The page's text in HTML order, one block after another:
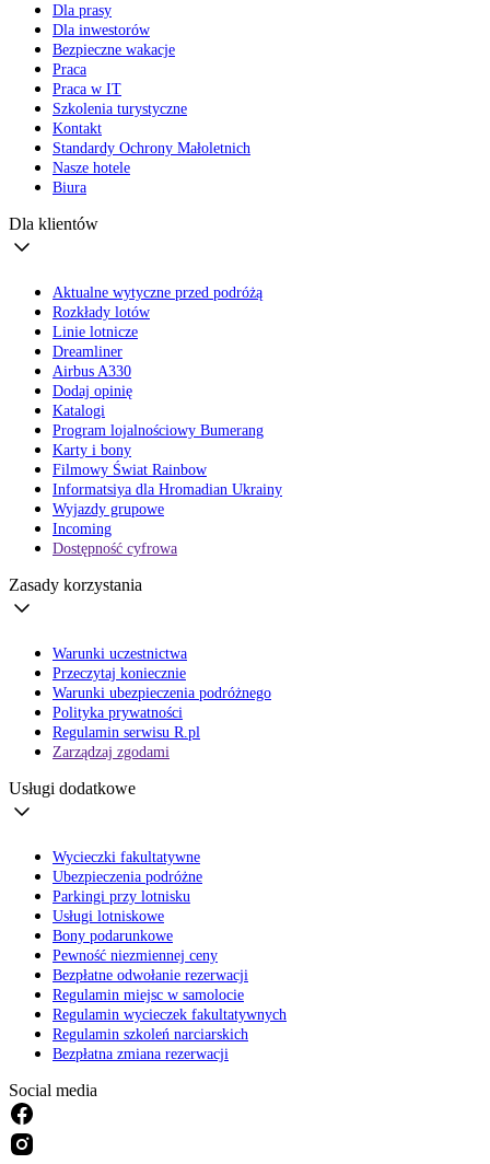
Dla prasy
Dla inwestorów
Bezpieczne wakacje
Praca
Praca w IT
Szkolenia turystyczne
Kontakt
Standardy Ochrony Małoletnich
Nasze hotele
Biura
Dla klientów
Aktualne wytyczne przed podróżą
Rozkłady lotów
Linie lotnicze
Dreamliner
Airbus A330
Dodaj opinię
Katalogi
Program lojalnościowy Bumerang
Karty i bony
Filmowy Świat Rainbow
Informatsiya dla Hromadian Ukrainy
Wyjazdy grupowe
Incoming
Dostępność cyfrowa
Zasady korzystania
Warunki uczestnictwa
Przeczytaj koniecznie
Warunki ubezpieczenia podróżnego
Polityka prywatności
Regulamin serwisu R.pl
Zarządzaj zgodami
Usługi dodatkowe
Wycieczki fakultatywne
Ubezpieczenia podróżne
Parkingi przy lotnisku
Usługi lotniskowe
Bony podarunkowe
Pewność niezmiennej ceny
Bezpłatne odwołanie rezerwacji
Regulamin miejsc w samolocie
Regulamin wycieczek fakultatywnych
Regulamin szkoleń narciarskich
Bezpłatna zmiana rezerwacji
Social media